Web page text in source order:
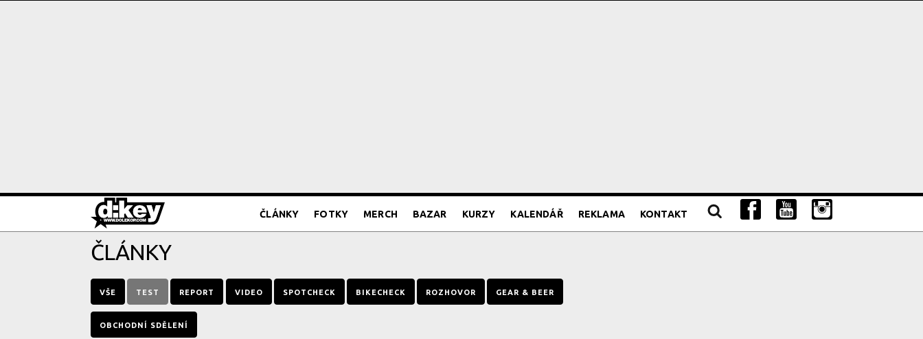
ČLÁNKY FOTKY MERCH BAZAR KURZY KALENDÁŘ REKLAMA KONTAKT
ČLÁNKY
VŠE TEST REPORT VIDEO SPOTCHECK BIKECHECK ROZHOVOR GEAR & BEER
OBCHODNÍ SDĚLENÍ